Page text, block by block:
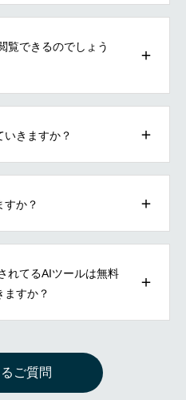
覧できるのでしょう
きますか？
すか？
れてるAIツールは無料
ますか？
ご質問